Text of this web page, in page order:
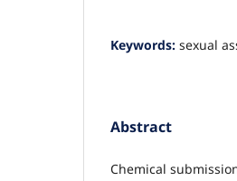
Keywords: sexual
Abstract
Chemical